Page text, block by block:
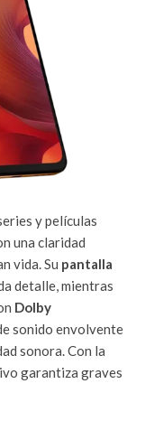
y películas
una claridad
vida. Su pantalla
detalle, mientras
Dolby
sonido envolvente
sonora. Con la
garantiza graves